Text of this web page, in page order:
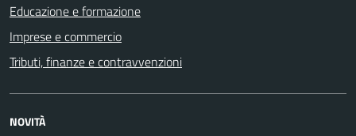
Educazione e formazione
Imprese e commercio
Tributi, finanze e contravvenzioni
NOVITÀ